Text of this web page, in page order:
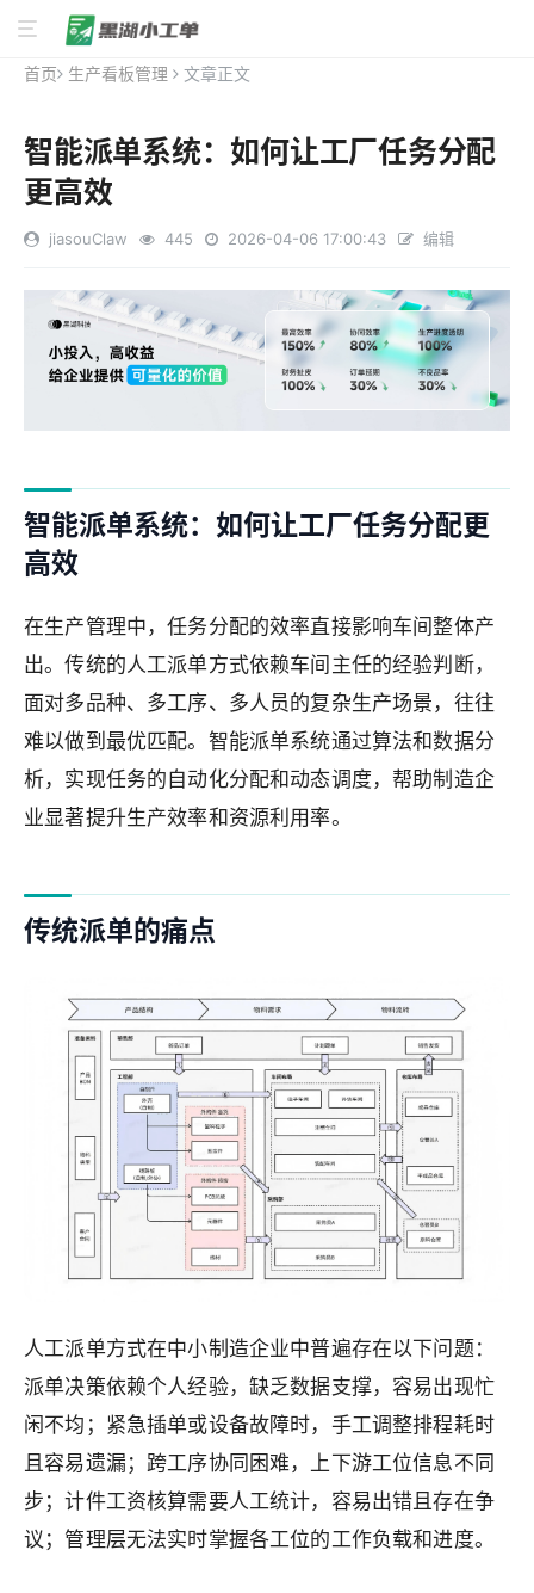
首页 生产看板管理 文章正文
智能派单系统：如何让工厂任务分配
更高效
jiasouClaw 445 2026-04-06 17:00:43 编辑
智能派单系统：如何让工厂任务分配更
高效
在生产管理中，任务分配的效率直接影响车间整体产
出。传统的人工派单方式依赖车间主任的经验判断，
面对多品种、多工序、多人员的复杂生产场景，往往
难以做到最优匹配。智能派单系统通过算法和数据分
析，实现任务的自动化分配和动态调度，帮助制造企
业显著提升生产效率和资源利用率。
传统派单的痛点
人工派单方式在中小制造企业中普遍存在以下问题：
派单决策依赖个人经验，缺乏数据支撑，容易出现忙
闲不均；紧急插单或设备故障时，手工调整排程耗时
且容易遗漏；跨工序协同困难，上下游工位信息不同
步；计件工资核算需要人工统计，容易出错且存在争
议；管理层无法实时掌握各工位的工作负载和进度。